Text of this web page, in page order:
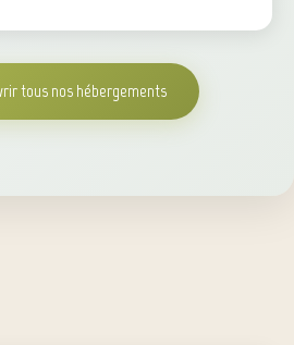
tous nos hébergements